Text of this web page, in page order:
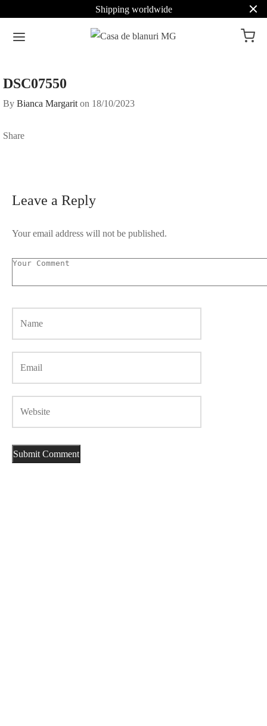
Shipping worldwide
DSC07550
By Bianca Margarit on 18/10/2023
Share
Leave a Reply
Your email address will not be published.